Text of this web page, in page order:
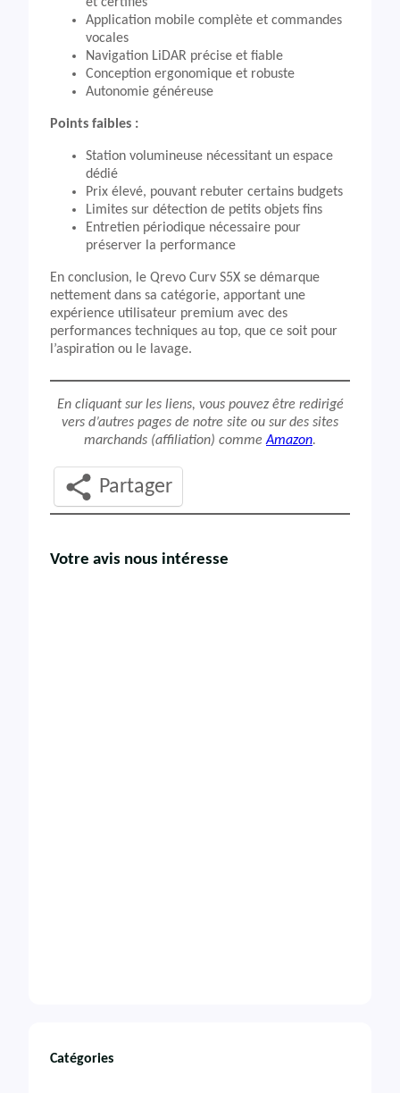
Application mobile complète et commandes
vocales
Navigation LiDAR précise et fiable
Conception ergonomique et robuste
Autonomie généreuse
Points faibles :
Station volumineuse nécessitant un espace
dédié
Prix élevé, pouvant rebuter certains budgets
Limites sur détection de petits objets fins
Entretien périodique nécessaire pour
préserver la performance
En conclusion, le Qrevo Curv S5X se démarque
nettement dans sa catégorie, apportant une
expérience utilisateur premium avec des
performances techniques au top, que ce soit pour
l’aspiration ou le lavage.
En cliquant sur les liens, vous pouvez être redirigé
vers d’autres pages de notre site ou sur des sites
marchands (affiliation) commeAmazon.
Partager
Votre avis nous intéresse
Catégories